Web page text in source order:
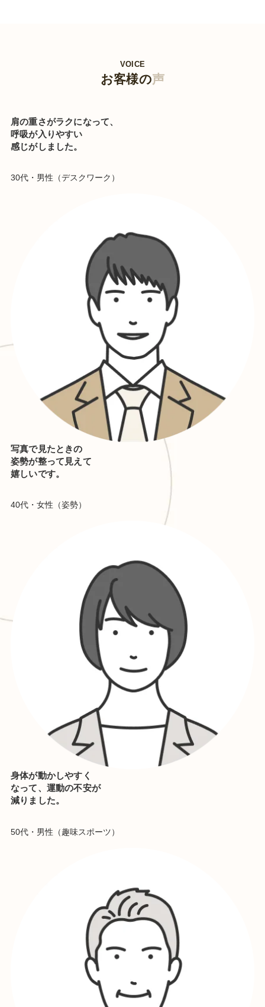
VOICE
お客様の声
肩の重さがラクになって、
呼吸が入りやすい
感じがしました。
30代・男性（デスクワーク）
写真で見たときの
姿勢が整って見えて
嬉しいです。
40代・女性（姿勢）
身体が動かしやすく
なって、運動の不安が
減りました。
50代・男性（趣味スポーツ）